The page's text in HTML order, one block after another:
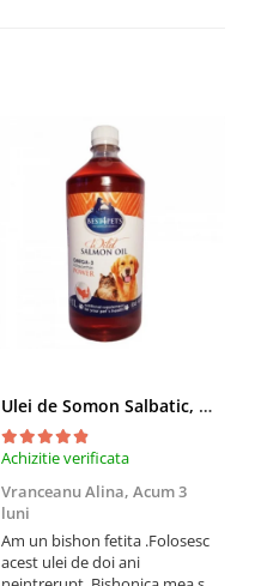
Ulei de Somon Salbatic, câini și pisici, piele si blană, BEST4PETS, 1l
Achizitie verificata
Vranceanu Alina, Acum 3
luni
Am un bishon fetita .Folosesc
acest ulei de doi ani